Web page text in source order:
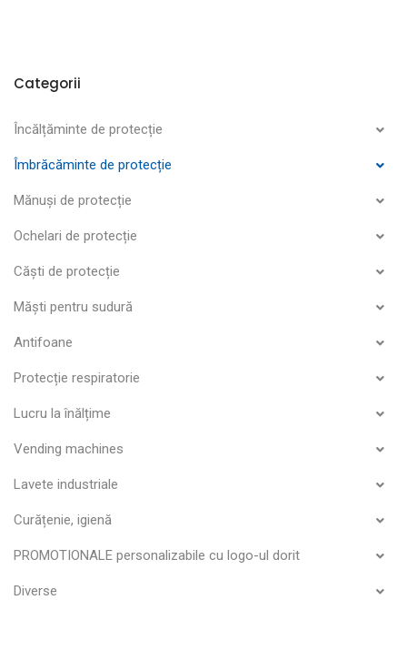
Categorii
Încălțăminte de protecție
Îmbrăcăminte de protecție
Mănuși de protecție
Ochelari de protecție
Căști de protecție
Măști pentru sudură
Antifoane
Protecție respiratorie
Lucru la înălțime
Vending machines
Lavete industriale
Curățenie, igienă
PROMOTIONALE personalizabile cu logo-ul dorit
Diverse